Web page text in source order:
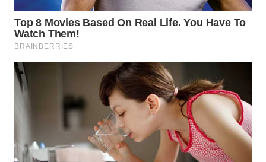
Wahana
Media
WAHANA